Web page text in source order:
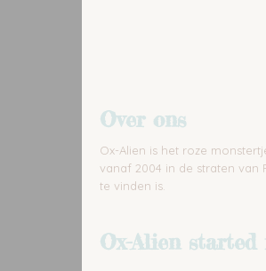
Over ons
Ox-Alien is het roze
vanaf 2004 in de straten van
te vinden is.
Ox-Alien